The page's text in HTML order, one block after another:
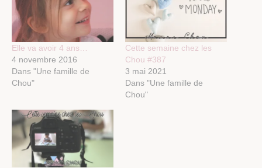
Elle va avoir 4 ans…
4 novembre 2016
Dans "Une famille de
Chou"
Cette semaine chez les
Chou #387
3 mai 2021
Dans "Une famille de
Chou"